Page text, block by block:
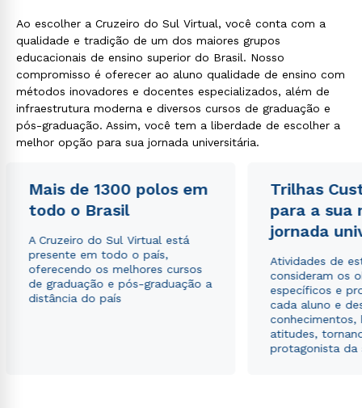
Ao escolher a Cruzeiro do Sul Virtual, você conta com a
qualidade e tradição de um dos maiores grupos
educacionais de ensino superior do Brasil. Nosso
compromisso é oferecer ao aluno qualidade de ensino com
métodos inovadores e docentes especializados, além de
infraestrutura moderna e diversos cursos de graduação e
pós-graduação. Assim, você tem a liberdade de escolher a
melhor opção para sua jornada universitária.
Mais de 1300 polos em
todo o Brasil
A Cruzeiro do Sul Virtual está
presente em todo o país,
oferecendo os melhores cursos
de graduação e pós-graduação a
distância do país
Trilhas
para a sua
jornada
Atividades de
consideram os
específicos e
cada aluno e
conhecimentos,
atitudes,
protagonista da